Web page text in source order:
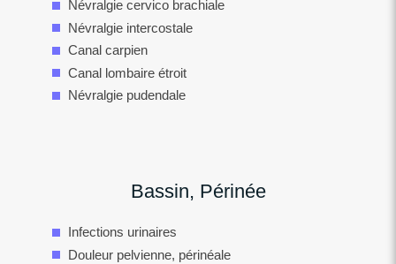
Névralgie cervico brachiale
Névralgie intercostale
Canal carpien
Canal lombaire étroit
Névralgie pudendale
Bassin, Périnée
Infections urinaires
Douleur pelvienne, périnéale